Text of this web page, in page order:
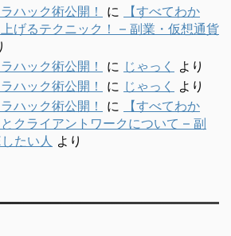
ハック術公開！
に
【すべてわか
げるテクニック！ – 副業・仮想通貨
ハック術公開！
に じゃっく
より
ハック術公開！
に じゃっく
より
ハック術公開！
に
【すべてわか
クライアントワークについて – 副
たい人 より